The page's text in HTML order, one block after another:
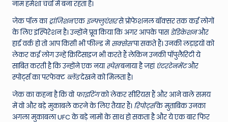
नाम हमेशा चर्चा में बना रहता है।
जेक पॉल काट्रांजिशनएकइन्फ्लुएंसरसे प्रोफेशनल बॉक्सर तक कई लोगों
के लिए इंस्पिरेशन है। उन्होंने प्रूव किया कि अगर आपके पासडेडिकेशनऔर
हार्ड वर्क हो तो आप किसी भी फील्ड मेंसक्सेसपा सकते हैं। उनकी लड़ाइयों को
लेकर कई लोग उन्हें क्रिटिसाइज भी करते हैं लेकिन उनकी पॉपुलैरिटी ये
साबित करती है कि उन्होंने एक नयास्पेसबनाया है जहां एंटरटेनमेंटऔर
स्पोर्ट्स का परफेक्ट ब्लेंडदेखने को मिलता है।
जेक का कहना है कि वो फाइटिंगको लेकर सीरियस हैं और आने वाले समय
में वो और बड़े मुकाबले करने के लिए तैयार हैं। रिपोर्ट्सके मुताबिक उनका
अगला मुकाबला UFC के बड़े नामों के साथ हो सकता है और ये एक बार फिर